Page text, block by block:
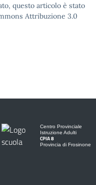
questo articolo è stato
Attribuzione 3.0
Centro Provinciale
Istruzione Adulti
CPIA 8
Provincia di Frosinone